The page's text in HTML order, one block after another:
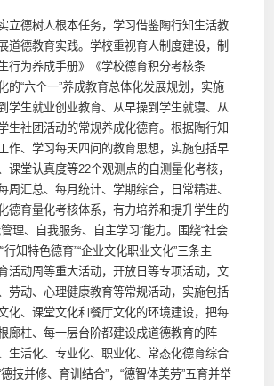
德树人根本任务，学习借鉴陶行知生活教
道德教育实践。学校重视育人制度建设，制
行为养成手册》《学校德育积分考核条
的“六个一”养成教育总体化发展规划，实施
学生就业创业教育、从早操到学生就寝、从
生社团活动的常规养成化德育。根据陶行知
作、学习每天四问的教育思想，实施包括早
课堂认真度等22个观测点的自测量化考核，
周汇总、每月统计、学期综合，日常精进、
德育量化考核体系，有力培养和提升学生的
理、自我服务、自主学习”能力。围绕“社会
行知特色德育”“企业文化职业文化”三条主
活动周等重大活动，开放日等专项活动，文
劳动、心理健康教育等常规活动，实施包括
化、课堂文化和餐厅文化的环境建设，把每
廊柱、每一层台阶都建设成道德教育的阵
生活化、专业化、职业化、常态化德育综合
技并修、育训结合”，“德智体美劳”五育并举